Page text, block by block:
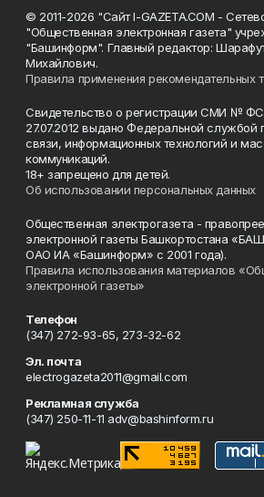
© 2011-2026 "Сайт I-GAZETA.COM -
"Общественная электронная газета"
"Башинформ". Главный редактор:
Михайлович.
Правила применения рекомендательных
Свидетельство о регистрации СМИ №
27.07.2012 выдано Федеральной службой
связи, информационных технологий и
коммуникаций.
18+ запрещено для детей.
Об использовании персональных данных
Общественная электрогазета -
электронной газеты Башкортостана
ОАО ИА «Башинформ» с 2001 года).
Правила использования материалов
электронной газеты»
Телефон
(347) 272-93-65, 273-32-62
Эл. почта
electrogazeta2011@gmail.com
Рекламная служба
(347) 250-11-11 adv@bashinform.ru